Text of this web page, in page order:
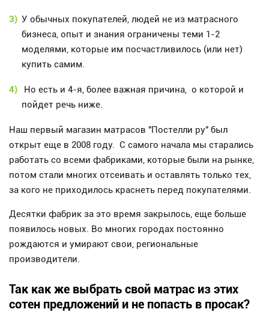
3) У обычных покупателей, людей не из матрасного
бизнеса, опыт и знания ограничены теми 1-2
моделями, которые им посчастливилось (или нет)
купить самим.
4)
Но есть и 4-я, более важная причина, о которой и
пойдет речь ниже.
Наш первый магазин матрасов "Постелли ру" был
открыт еще в 2008 году. С самого начала мы старались
работать со всеми фабриками, которые были на рынке,
потом стали многих отсеивать и оставлять только тех,
за кого не приходилось краснеть перед покупателями.
Десятки фабрик за это время закрылось, еще больше
появилось новых. Во многих городах постоянно
рождаются и умирают свои, региональные
производители.
Так как же выбрать свой матрас из этих
сотен предложений и не попасть в просак?